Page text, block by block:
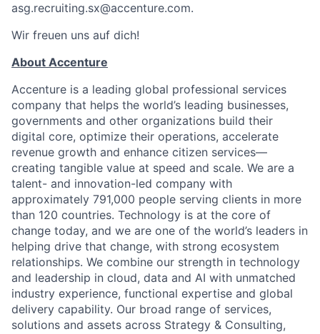
asg.recruiting.sx@accenture.com.
Wir freuen uns auf dich!
About Accenture
Accenture is a leading global professional services
company that helps the world’s leading businesses,
governments and other organizations build their
digital core, optimize their operations, accelerate
revenue growth and enhance citizen services—
creating tangible value at speed and scale. We are a
talent- and innovation-led company with
approximately 791,000 people serving clients in more
than 120 countries. Technology is at the core of
change today, and we are one of the world’s leaders in
helping drive that change, with strong ecosystem
relationships. We combine our strength in technology
and leadership in cloud, data and AI with unmatched
industry experience, functional expertise and global
delivery capability. Our broad range of services,
solutions and assets across Strategy & Consulting,